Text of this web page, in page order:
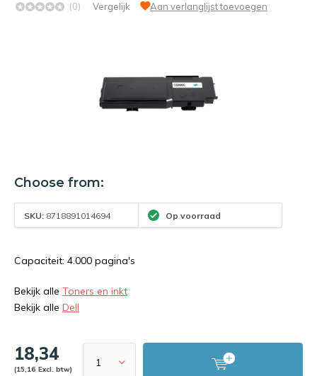
(0) Vergelijk Aan verlanglijst toevoegen
Choose from:
SKU: 8718891014694 Op voorraad
Capaciteit: 4.000 pagina's
Bekijk alle Toners en inkt
Bekijk alle Dell
18,34
(15,16 Excl. btw)